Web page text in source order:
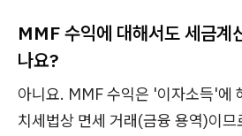
MMF 수익에 대해서도 세금계
나요?
아니요. MMF 수익은 '이자소득'에
치세법상 면세 거래(금융 용역)이므